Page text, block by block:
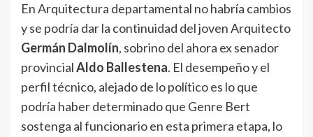
En Arquitectura departamental no habría cambios
y se podría dar la continuidad del joven Arquitecto
Germán Dalmolín, sobrino del ahora ex senador
provincialAldo Ballestena. El desempeño y el
perfil técnico, alejado de lo político es lo que
podría haber determinado que Genre Bert
sostenga al funcionario en esta primera etapa, lo